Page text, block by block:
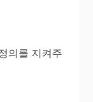
의를 지켜주